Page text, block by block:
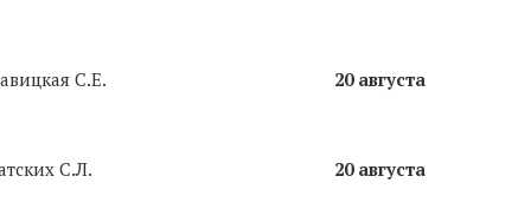
С.Е. 20 августа
С.Л. 20 августа